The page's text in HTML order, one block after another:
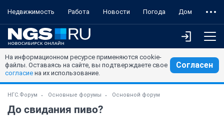
Недвижимость Работа Новости Погода Дом
На информационном ресурсе применяются cookie-
файлы. Оставаясь на сайте, вы подтверждаете свое
согласие на их использование.
Согласен
НГС.Форум Основные форумы Основной форум
До свидания пиво?